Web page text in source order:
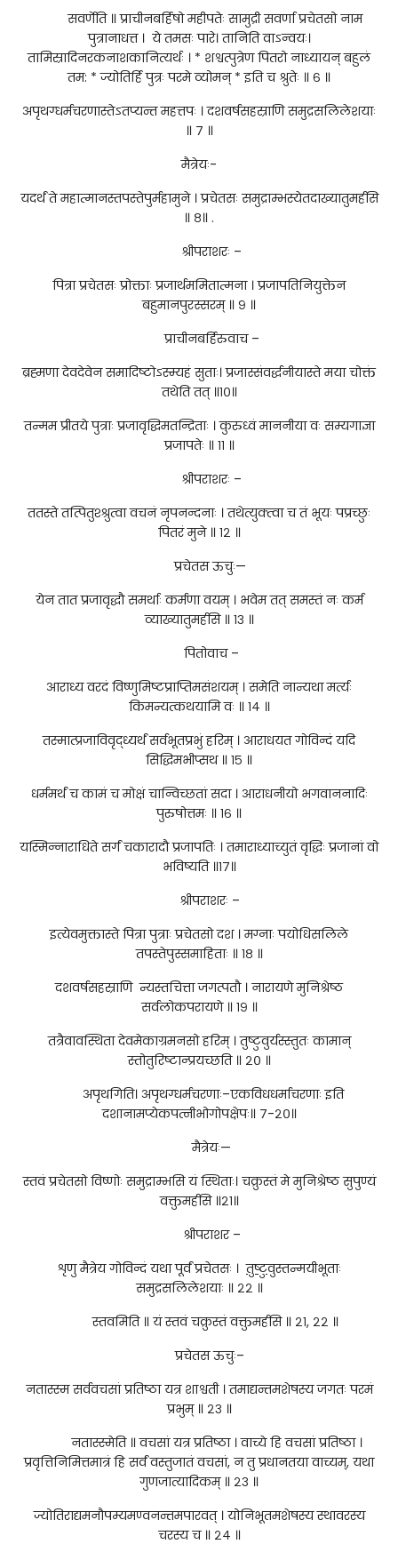
सवर्णेति ॥ प्राचीनबर्हिषो महीपतेः सामुद्री सवर्णा प्रचेतसो नाम
पुत्रानाधत्त । ये तमसः पारे। तानिति वाऽन्वयः।
तामिस्रादिनरकनाशकानित्यर्थः । * शश्वत्पुत्रेण पितरो नाध्यायन् बहुलं
तम: * ज्योतिर्हि पुत्रः परमे व्योमन् * इति च श्रुतेः ॥ ६ ॥
अपृथग्धर्मचरणास्तेऽतप्यन्त महत्तपः । दशवर्षसहस्राणि समुद्रसलिलेशयाः
॥ ७ ॥
मैत्रेयः-
यदर्थं ते महात्मानस्तपस्तेपुर्महामुने । प्रचेतसः समुद्राम्भस्येतदाख्यातुमर्हसि
॥ ८॥ .
श्रीपराशरः –
पित्रा प्रचेतसः प्रोक्ताः प्रजार्थममितात्मना । प्रजापतिनियुक्तेन
बहुमानपुरस्सरम् ॥ ९ ॥
प्राचीनबर्हिरुवाच –
ब्रह्मणा देवदेवेन समादिष्टोऽस्म्यहं सुताः। प्रजास्संवर्द्धनीयास्ते मया चोक्तं
तथेति तत् ॥१०॥
तन्मम प्रीतये पुत्राः प्रजावृद्धिमतन्द्रिताः । कुरुध्वं माननीया वः सम्यगाज्ञा
प्रजापतेः ॥ ११ ॥
श्रीपराशरः –
ततस्ते तत्पितुश्श्रुत्वा वचनं नृपनन्दनाः । तथेत्युक्त्वा च तं भूयः पप्रच्छुः
पितरं मुने ॥ १२ ॥
प्रचेतस ऊचुः—
येन तात प्रजावृद्धौ समर्थाः कर्मणा वयम् । भवेम तत् समस्तं नः कर्म
व्याख्यातुमर्हसि ॥ १३ ॥
पितोवाच –
आराध्य वरदं विष्णुमिष्टप्राप्तिमसंशयम् । समेति नान्यथा मर्त्यः
किमन्यत्कथयामि वः ॥ १४ ॥
तस्मात्प्रजाविवृद्ध्यर्थं सर्वभूतप्रभुं हरिम् । आराधयत गोविन्दं यदि
सिद्धिमभीप्सथ ॥ १५ ॥
धर्ममर्थं च कामं च मोक्षं चान्विच्छतां सदा । आराधनीयो भगवाननादिः
पुरुषोत्तमः ॥ १६ ॥
यस्मिन्नाराधिते सर्गं चकारादौ प्रजापतिः । तमाराध्याच्युतं वृद्धिः प्रजानां वो
भविष्यति ॥१७॥
श्रीपराशरः –
इत्येवमुक्तास्ते पित्रा पुत्राः प्रचेतसो दश । मग्नाः पयोधिसलिले
तपस्तेपुस्समाहिताः ॥ १८ ॥
दशवर्षसहस्राणि न्यस्तचित्ता जगत्पतौ । नारायणे मुनिश्रेष्ठ
सर्वलोकपरायणे ॥ १९ ॥
तत्रैवावस्थिता देवमेकाग्रमनसो हरिम् । तुष्टुवुर्यस्स्तुतः कामान्
स्तोतुरिष्टान्प्रयच्छति ॥ २० ॥
अपृथगिति। अपृथग्धर्मचरणाः–एकविधधर्माचरणाः इति
दशानामप्येकपत्नीभोगोपक्षेपः॥ ७-२०॥
मैत्रेयः—
स्तवं प्रचेतसो विष्णोः समुद्राम्भसि यं स्थिताः। चक्रुस्तं मे मुनिश्रेष्ठ सुपुण्यं
वक्तुमर्हसि ॥२१॥
श्रीपराशर –
शृणु मैत्रेय गोविन्दं यथा पूर्वं प्रचेतसः ।तुष्टुवुस्तन्मयीभूताः
समुद्रसलिलेशयाः ॥ २२ ॥
स्तवमिति ॥ यं स्तवं चक्रुस्तं वक्तुमर्हसि ॥ २१, २२ ॥
प्रचेतस ऊचुः–
नतास्स्म सर्ववचसां प्रतिष्ठा यत्र शाश्वती । तमाद्यन्तमशेषस्य जगतः परमं
प्रभुम् ॥ २३ ॥
नतास्स्मेति ॥ वचसां यत्र प्रतिष्ठा । वाच्ये हि वचसां प्रतिष्ठा ।
प्रवृत्तिनिमित्तमात्रं हि सर्वं वस्तुजातं वचसां, न तु प्रधानतया वाच्यम्, यथा
गुणजात्यादिकम् ॥ २३ ॥
ज्योतिराद्यमनौपम्यमण्वनन्तमपारवत् । योनिभूतमशेषस्य स्थावरस्य
चरस्य च ॥ २४ ॥